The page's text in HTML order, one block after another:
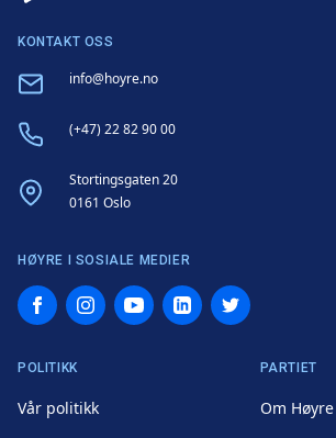
KONTAKT OSS
Email info@hoyre.no
Phone(+47) 22 82 90 00
AddressStortingsgaten 20
0161 Oslo
HØYRE I SOSIALE MEDIER
FacebookInstagramYouTubeLinkedInTwitter
POLITIKK
Vår politikk
PARTIET
Om Høyre